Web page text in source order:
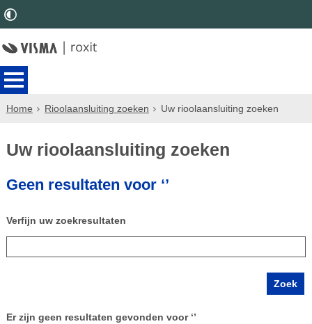
Home Rioolaansluiting zoeken Uw rioolaansluiting zoeken
Uw rioolaansluiting zoeken
Geen resultaten voor ‘’
Verfijn uw zoekresultaten
Er zijn geen resultaten gevonden voor ‘’